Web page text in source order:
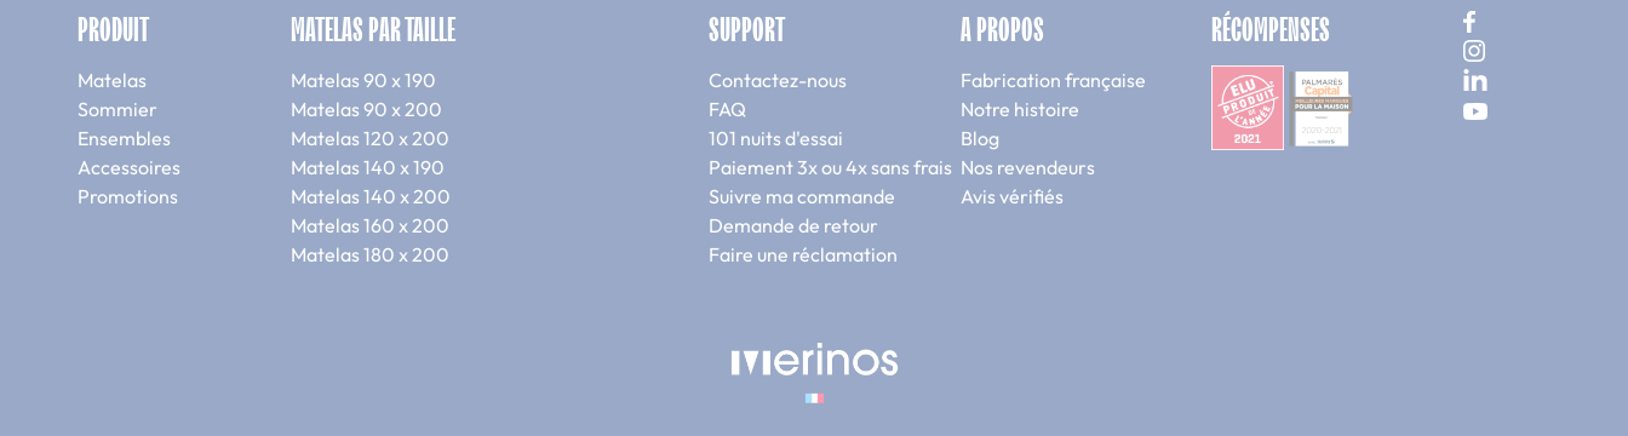
PRODUIT
Matelas
Sommier
Ensembles
Accessoires
Promotions
MATELAS PAR TAILLE
Matelas 90 x 190
Matelas 90 x 200
Matelas 120 x 200
Matelas 140 x 190
Matelas 140 x 200
Matelas 160 x 200
Matelas 180 x 200
SUPPORT
Contactez-nous
FAQ
101 nuits d'essai
Paiement 3x ou 4x sans frais
Suivre ma commande
Demande de retour
Faire une réclamation
A PROPOS
Fabrication française
Notre histoire
Blog
Nos revendeurs
Avis vérifiés
RÉCOMPENSES